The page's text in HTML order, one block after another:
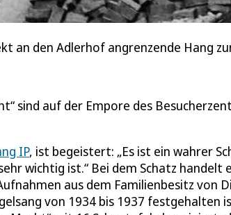
an den Adlerhof angrenzende Hang
sind auf der Empore des
IP, ist begeistert: „Es ist ein wahrer
wichtig ist.“ Bei dem Schatz handelt
aus dem Familienbesitz von
von 1934 bis 1937 festgehalten